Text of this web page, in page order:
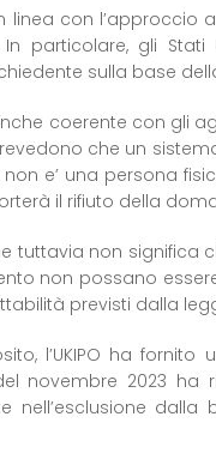
linea con
particolare, gli Stati
sulla base
coerente con gli
prevedono che un
non e’ una persona
il rifiuto della
tuttavia non significa
non possano
previsti dalla
l’UKIPO ha
novembre 2023
nell’esclusione